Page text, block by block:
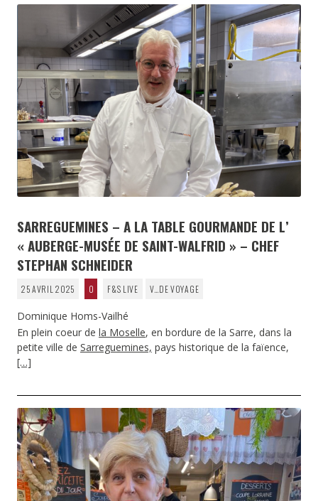
SARREGUEMINES – A LA TABLE GOURMANDE DE L’
« AUBERGE-MUSÉE DE SAINT-WALFRID » – CHEF
STEPHAN SCHNEIDER
25 AVRIL 2025 0 F&S LIVE V…DE VOYAGE
Dominique Homs-Vailhé
En plein coeur de la Moselle, en bordure de la Sarre, dans la
petite ville de Sarreguemines, pays historique de la faïence,
[…]